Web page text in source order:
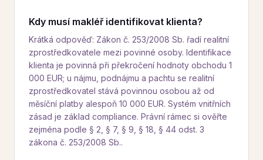
Kdy musí makléř identifikovat klienta?
Krátká odpověď: Zákon č. 253/2008 Sb. řadí realitní
zprostředkovatele mezi povinné osoby. Identifikace
klienta je povinná při překročení hodnoty obchodu 1
000 EUR; u nájmu, podnájmu a pachtu se realitní
zprostředkovatel stává povinnou osobou až od
měsíční platby alespoň 10 000 EUR. Systém vnitřních
zásad je základ compliance. Právní rámec si ověřte
zejména podle § 2, § 7, § 9, § 18, § 44 odst. 3
zákona č. 253/2008 Sb..